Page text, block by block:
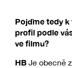
Pojďme tedy
profil podle
ve filmu?
HB Je obecně